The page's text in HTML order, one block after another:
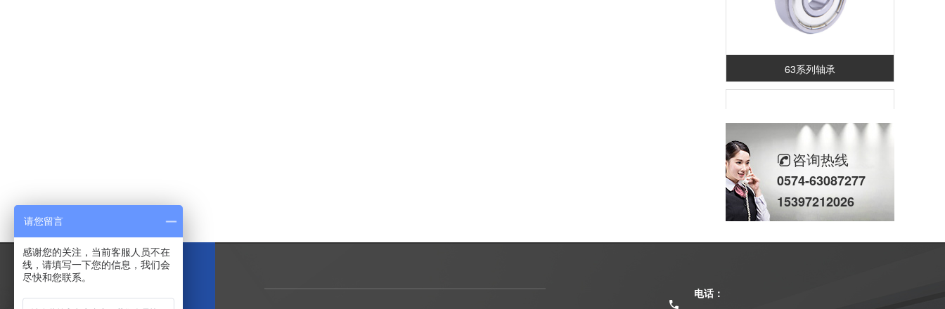
63系列轴承
68系列轴承
咨询热线
0574-63087277
15397212026
电话：
请您留言
感谢您的关注，当前客服人员不在
线，请填写一下您的信息，我们会
尽快和您联系。